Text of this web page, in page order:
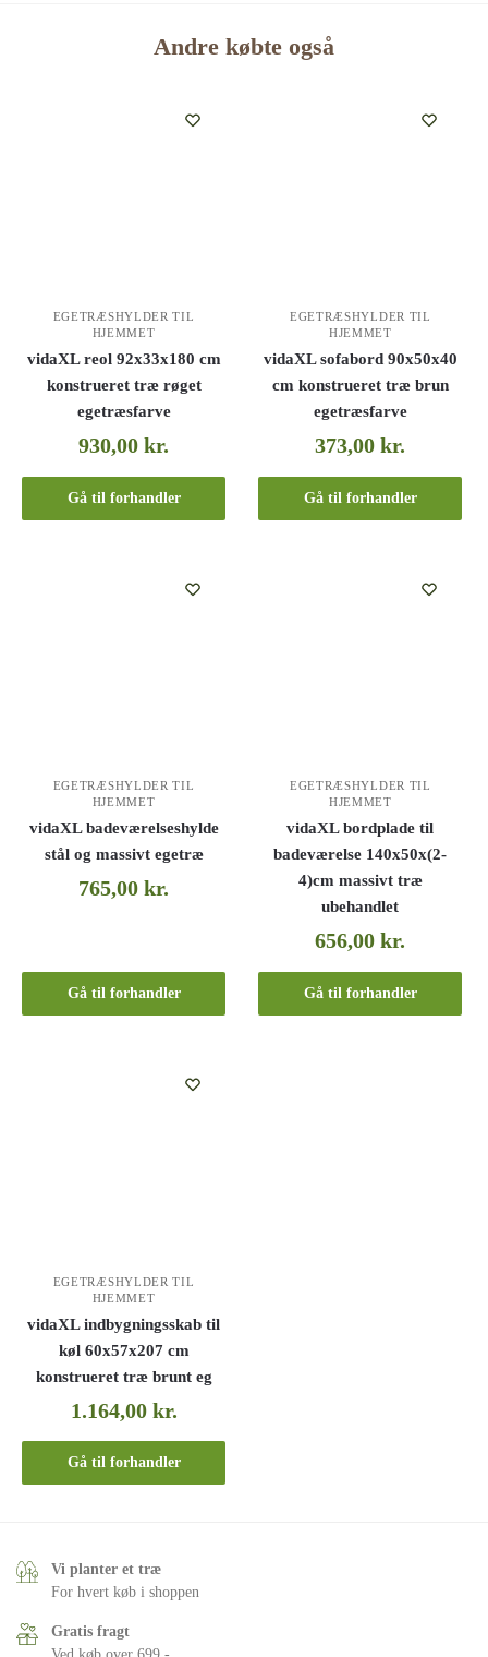
Andre købte også
EGETRÆSHYLDER TIL
HJEMMET
vidaXL reol 92x33x180 cm
konstrueret træ røget
egetræsfarve
930,00kr.
Gå til forhandler
EGETRÆSHYLDER TIL
HJEMMET
vidaXL sofabord 90x50x40
cm konstrueret træ brun
egetræsfarve
373,00kr.
Gå til forhandler
EGETRÆSHYLDER TIL
HJEMMET
vidaXL badeværelseshylde
stål og massivt egetræ
765,00kr.
Gå til forhandler
EGETRÆSHYLDER TIL
HJEMMET
vidaXL bordplade til
badeværelse 140x50x(2-
4)cm massivt træ
ubehandlet
656,00kr.
Gå til forhandler
EGETRÆSHYLDER TIL
HJEMMET
vidaXL indbygningsskab til
køl 60x57x207 cm
konstrueret træ brunt eg
1.164,00 kr.
Gå til forhandler
Vi planter et træ
For hvert køb i shoppen
Gratis fragt